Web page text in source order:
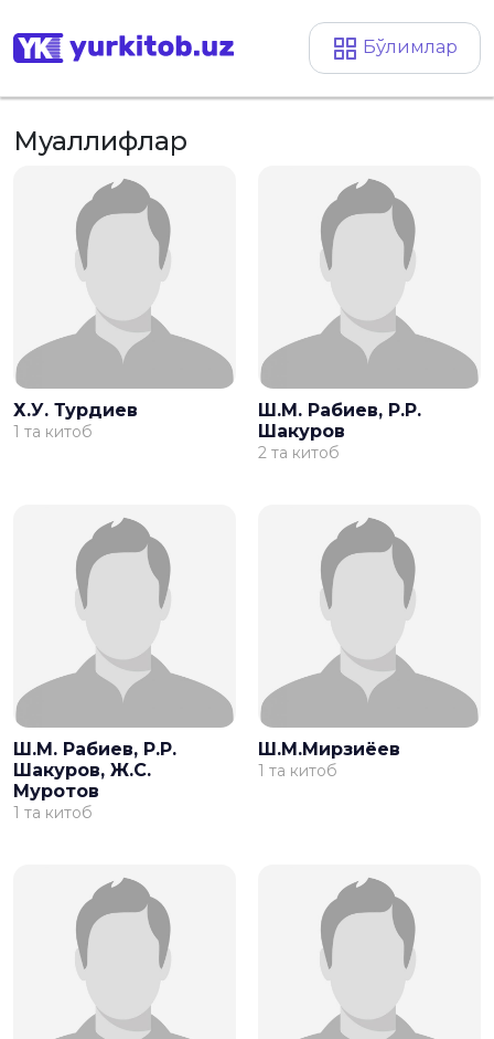
Бўлимлар
Муаллифлар
Х.У. Турдиев
1 та китоб
Ш.М. Рабиев, Р.Р.
Шакуров
2 та китоб
Ш.М. Рабиев, Р.Р.
Шакуров, Ж.С.
Муротов
1 та китоб
Ш.М.Мирзиёев
1 та китоб